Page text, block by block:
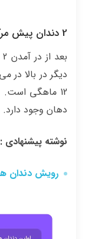
2 دندان پیش مرکزی در فک بالا
دهان وجود دارد.
نوشته پیشنهادی :
رویش دندان